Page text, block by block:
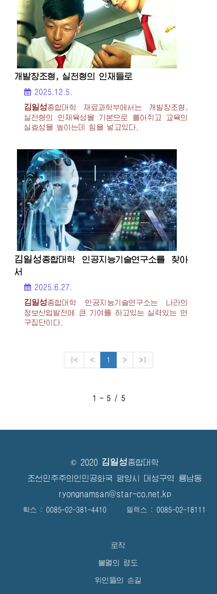
개발창조형, 실천형의 인재들로
2025.12.5.
김일성종합대학 재료과학부에서는 개발창조형,
실천형의 인재육성을 기본으로 틀어쥐고 교육의
실효성을 높이는데 힘을 넣고있다.
김일성종합대학 인공지능기술연구소를 찾아
서
2025.6.27.
김일성종합대학 인공지능기술연구소는 나라의
정보산업발전에 큰 기여를 하고있는 실력있는 연
구집단이다.
|< < 1 > >|
1 - 5 / 5
© 2020 김일성종합대학
조선민주주의인민공화국 평양시 대성구역 룡남동
ryongnamsan@star-co.net.kp
확스 : 0085-02-381-4410 텔렉스 : 0085-02-18111
로작
불멸의 령도
위인들의 손길